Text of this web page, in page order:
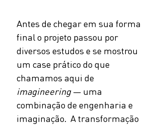
Antes de chegar em sua forma
final o projeto passou por
diversos estudos e se mostrou
um case prático do que
chamamos aqui de
imagineering — uma
combinação de engenharia e
imaginação.  A transformação